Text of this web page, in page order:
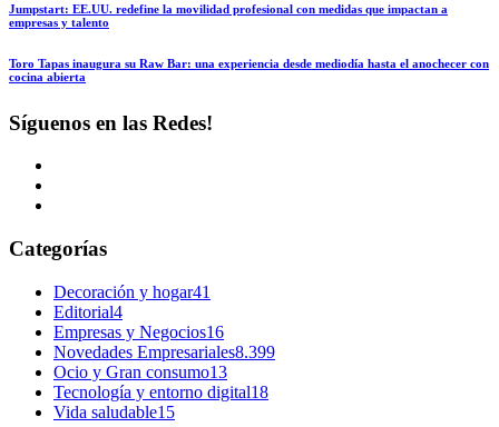
Jumpstart: EE.UU. redefine la movilidad profesional con medidas que impactan a
empresas y talento
Toro Tapas inaugura su Raw Bar: una experiencia desde mediodía hasta el anochecer con
cocina abierta
Síguenos en las Redes!
Categorías
Decoración y hogar41
Editorial4
Empresas y Negocios16
Novedades Empresariales8.399
Ocio y Gran consumo13
Tecnología y entorno digital18
Vida saludable15